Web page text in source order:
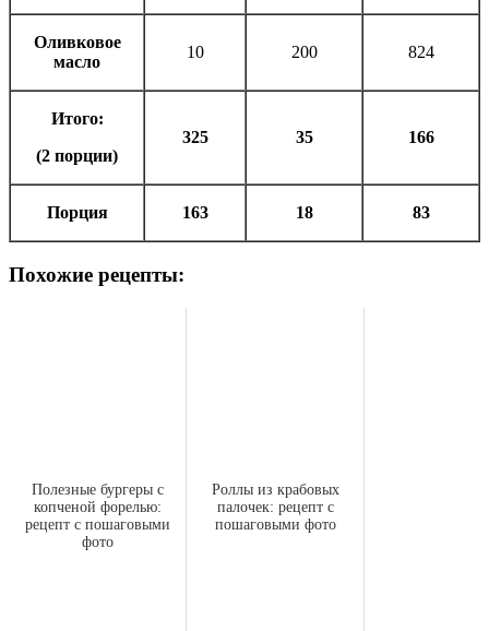
Оливковое
масло
10 200 824
Итого:
(2 порции)
325 35 166
Порция 163 18 83
Похожие рецепты:
Полезные бургеры с
копченой форелью:
рецепт с пошаговыми
фото
Роллы из крабовых
палочек: рецепт с
пошаговыми фото